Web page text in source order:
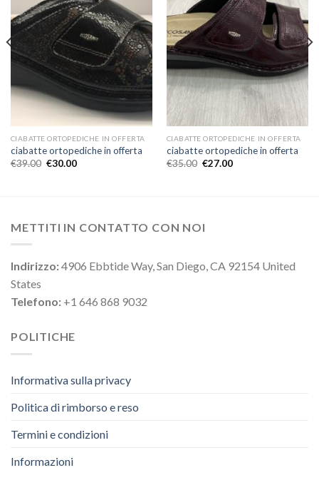
CIABATTE ORTOPEDICHE IN OFFERTA
ciabatte ortopediche in offerta
€39.00 €30.00
CIABATTE ORTOPEDICHE IN OFFERTA
ciabatte ortopediche in offerta
€35.00 €27.00
METTITI IN CONTATTO CON NOI
Indirizzo:4906 Ebbtide Way, San Diego, CA 92154 United
States
Telefono: +1 646 868 9032
POLITICHE
Informativa sulla privacy
Politica di rimborso e reso
Termini e condizioni
Informazioni